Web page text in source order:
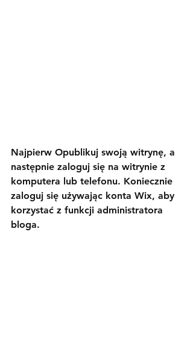
Najpierw Opublikuj swoją witrynę, a
następnie zaloguj się na witrynie z
komputera lub telefonu. Koniecznie
zaloguj się używając konta Wix, aby
korzystać z funkcji administratora
bloga.